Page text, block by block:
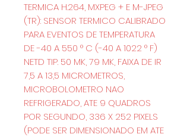
TERMICA H.264, MXPEG + E M-JPEG
(TR): SENSOR TERMICO CALIBRADO
PARA EVENTOS DE TEMPERATURA
DE -40 A 550 ° C (-40 A 1022 ° F)
NETD TIP. 50 MK, 79 MK, FAIXA DE IR
7,5 A 13,5 MICROMETROS,
MICROBOLOMETRO NAO
REFRIGERADO, ATE 9 QUADROS
POR SEGUNDO, 336 X 252 PIXELS
(PODE SER DIMENSIONADO EM ATE